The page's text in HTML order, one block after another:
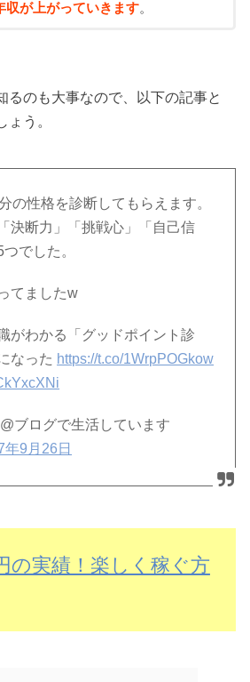
収が上がっていきます。
るのも大事なので、以下の記事と
ょう。
の性格を診断してもらえます。
決断力」「挑戦心」「自己信
でした。
てましたw
がわかる「グッドポイント診
なった https://t.co/1WrpPOGkow
ブログで生活しています
年9月26日
の実績！楽しく稼ぐ方